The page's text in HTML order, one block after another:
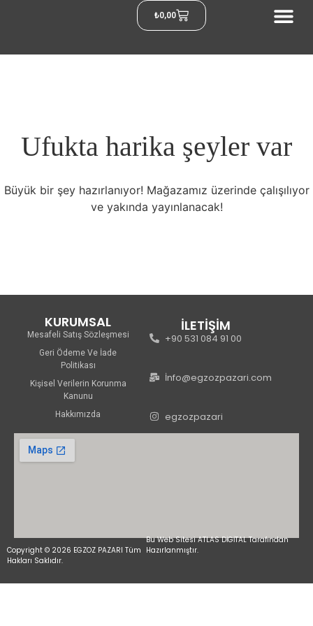
₺0,00
Ufukta harika şeyler var
Büyük bir şey hazırlanıyor! Mağazamız üzerinde çalışılıyor
ve yakında yayınlanacak!
KURUMSAL
Mesafeli Satış Sözleşmesi
Geri Ödeme Ve İade
Politikası
Kişisel Verilerin Korunma
Kanunu
Hakkımızda
İLETİŞİM
+90 531 084 91 00
İnfo@egzozpazari.com
egzozpazari
Copyright © 2026 EGZOZ PAZARI Tüm
Hakları Saklıdır.
Bu Web Sitesi ATLAS DİGİTAL Tarafından
Hazırlanmıştır.